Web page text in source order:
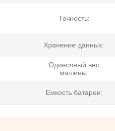
Точность:
Хранение данных:
Одиночный вес
машины:
Емкость батареи: